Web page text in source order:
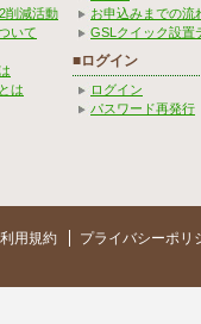
削減活動
いて
は
お申込みまでの流
GSLクイック設置
■ログイン
ログイン
パスワード再発行
利用規約 プライバシーポリ